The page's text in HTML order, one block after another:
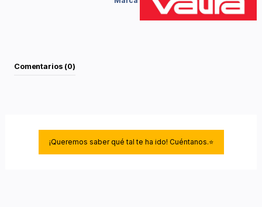
Comentarios (0)
¡Queremos saber qué tal te ha ido! Cuéntanos.⭐